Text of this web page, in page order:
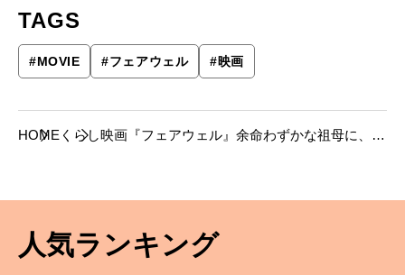
TAGS
#MOVIE #フェアウェル #映画
HOME くらし映画『フェアウェル』余命わずかな祖母に、親
人気ランキング